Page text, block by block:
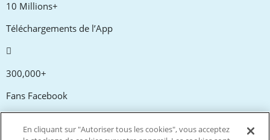
10 Millions+
Téléchargements de l’App
300,000+
Fans Facebook
En cliquant sur "Autoriser tous les cookies", vous acceptez